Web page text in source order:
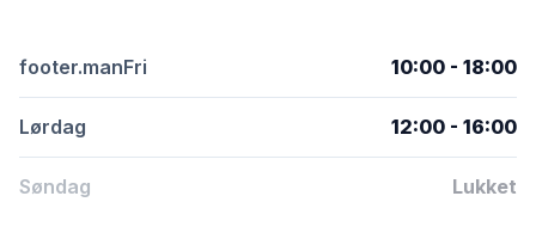
footer.manFri 10:00 - 18:00
Lørdag 12:00 - 16:00
Søndag Lukket